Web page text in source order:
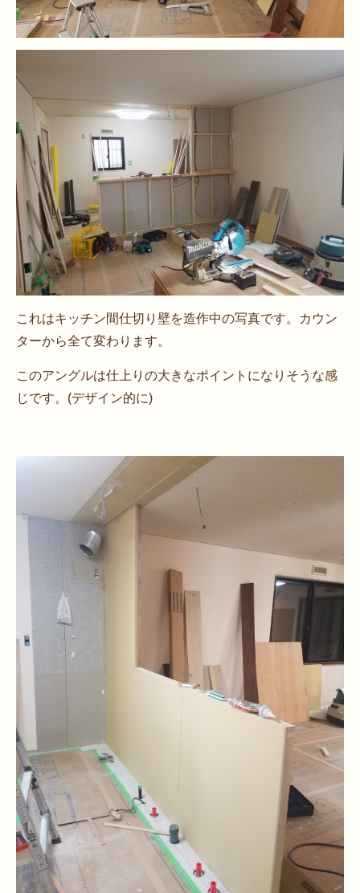
これはキッチン間仕切り壁を造作中の写真です。カウン
ターから全て変わります。
このアングルは仕上りの大きなポイントになりそうな感
じです。(デザイン的に)